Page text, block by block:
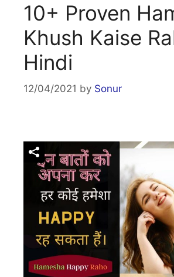
10+ Proven
Khush Kaise
Hindi
12/04/2021 by Sonur